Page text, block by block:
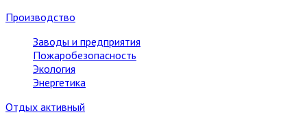
Производство
Заводы и предприятия
Пожаробезопасность
Экология
Энергетика
Отдых активный